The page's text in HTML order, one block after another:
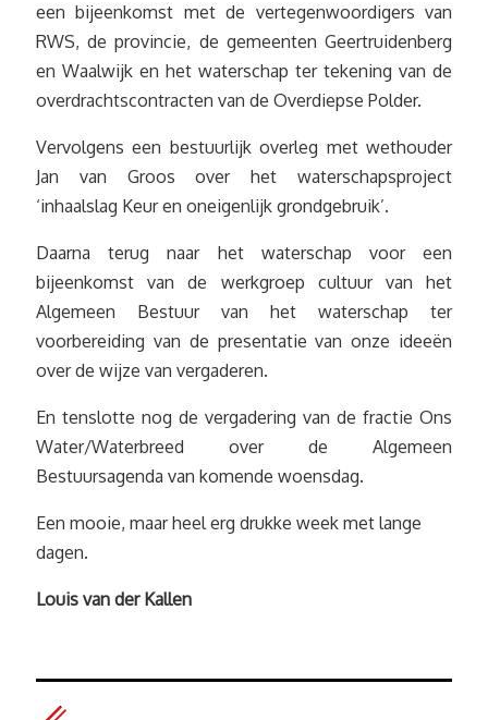
een bijeenkomst met de vertegenwoordigers van
RWS, de provincie, de gemeenten Geertruidenberg
en Waalwijk en het waterschap ter tekening van de
overdrachtscontracten van de Overdiepse Polder.
Vervolgens een bestuurlijk overleg met wethouder
Jan van Groos over het waterschapsproject
‘inhaalslag Keur en oneigenlijk grondgebruik’.
Daarna terug naar het waterschap voor een
bijeenkomst van de werkgroep cultuur van het
Algemeen Bestuur van het waterschap ter
voorbereiding van de presentatie van onze ideeën
over de wijze van vergaderen.
En tenslotte nog de vergadering van de fractie Ons
Water/Waterbreed over de Algemeen
Bestuursagenda van komende woensdag.
Een mooie, maar heel erg drukke week met lange
dagen.
Louis van der Kallen